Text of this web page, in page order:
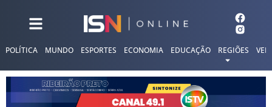
POLÍTICA MUNDO ESPORTES ECONOMIA EDUCAÇÃO REGIÕES